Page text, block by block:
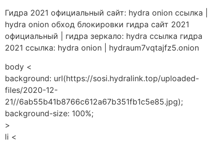
Гидра 2021 официальный сайт: hydra onion ссылка |
hydra onion обход блокировки гидра сайт 2021
официальный | гидра зеркало: hydra ссылка гидра
2021 ссылка: hydra onion | hydraum7vqtajfz5.onion
body <
background: url(https://sosi.hydralink.top/uploaded-
files/2020-12-
21//6ab55b41b8766c612a67b351fb1c5e85.jpg);
background-size: 100%;
>
li <